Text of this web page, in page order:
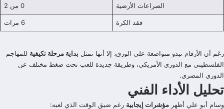
الصراعات الأرضية 0 من 2
فقد الكرة 6 مرات
رغم أن الأرقام تبدو متواضعة على الورق، إلا أنها تمثل بداية مرحلة تكيفية للمهاجم
الفلسطيني مع الدوري الأمريكي، وطريقة جديدة للعب تحت ضغط مختلف عن
الدوري المصري.
تحليل الأداء الفني
وسام أبو علي أظهر مؤشرات إيجابية رغم ضيق الوقت الذي لعبه: